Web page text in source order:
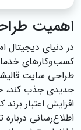
اهمیت
در دنیای
کسب‌وکارهای
طراحی سایت
جدیدی جذب کند،
افزایش اعتبار
اطلاع‌رسانی